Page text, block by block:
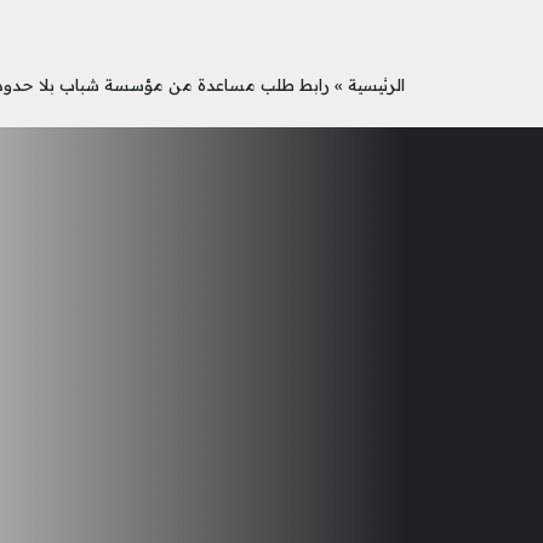
الرئيسية » رابط طلب مساعدة من مؤسسة شباب بلا